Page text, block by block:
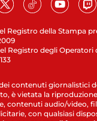
Registro della Stampa
Registro degli Operatori
contenuti giornalistici
è vietata la riproduzione
contenuti audio/video,
con qualsiasi